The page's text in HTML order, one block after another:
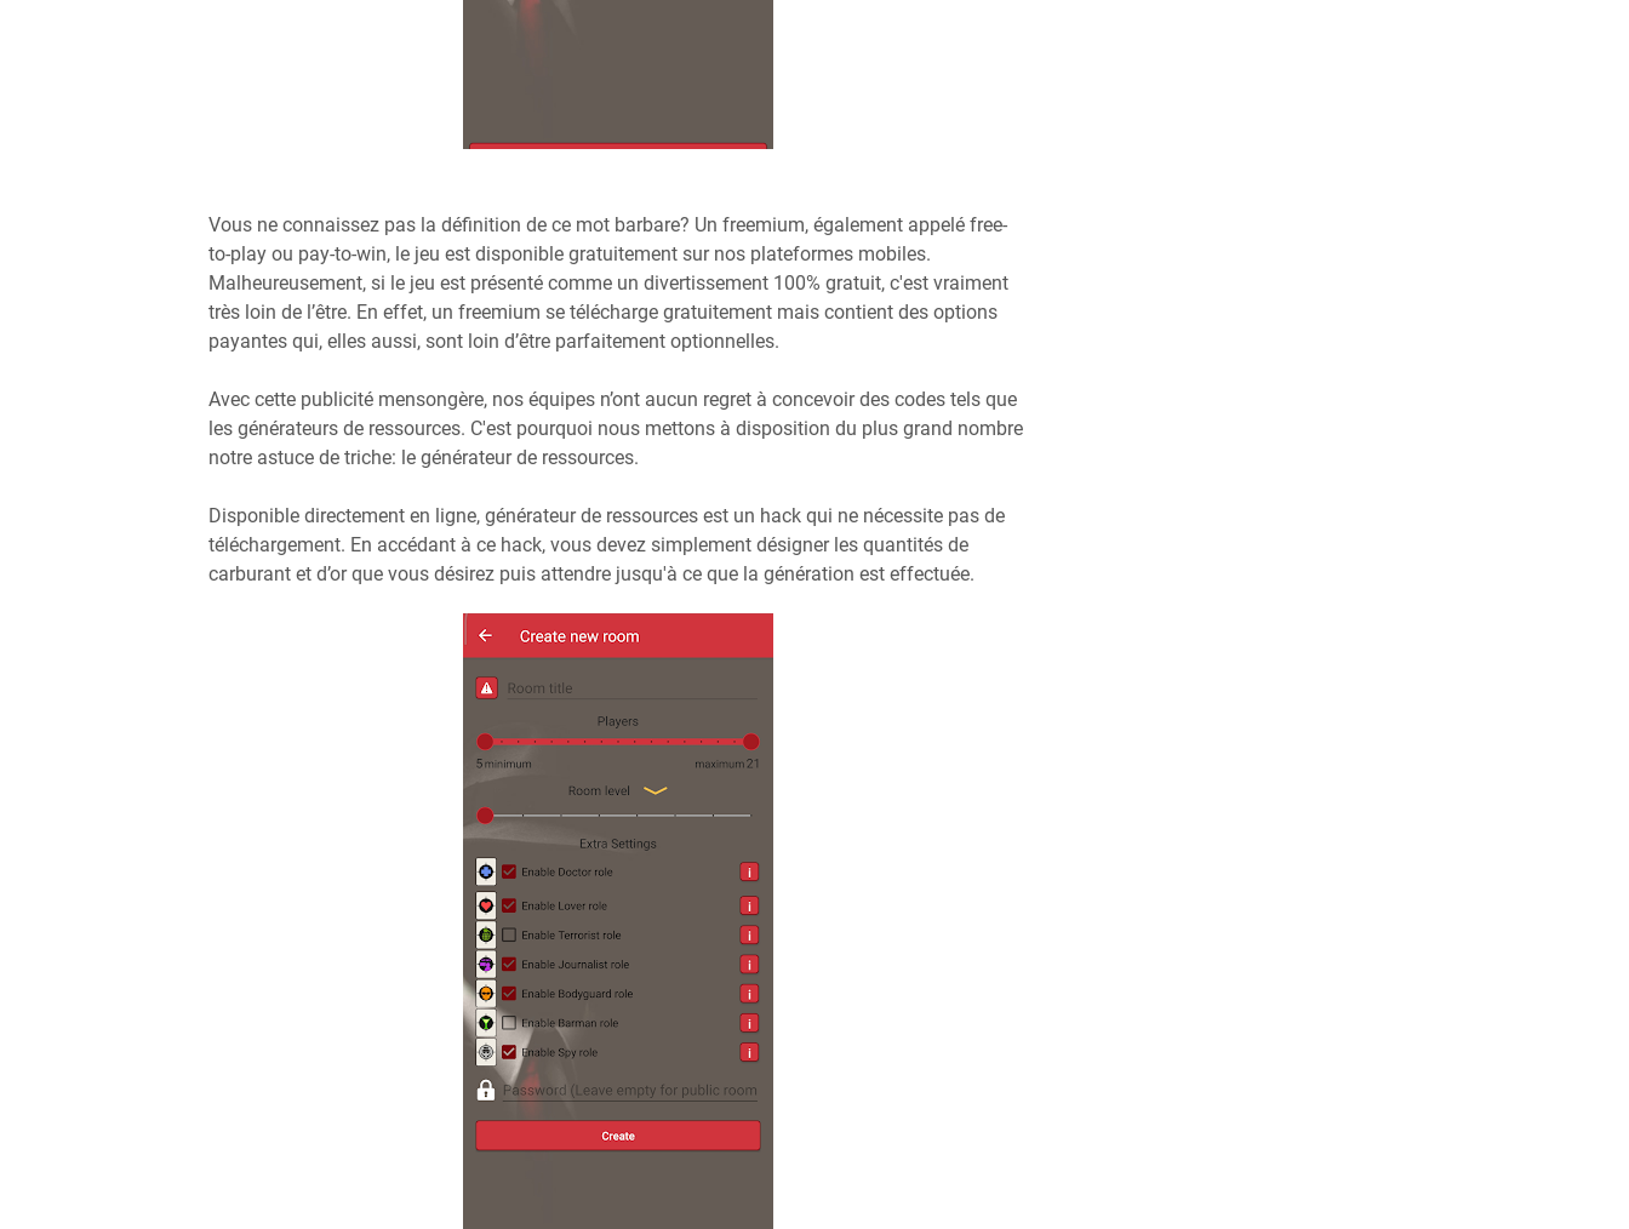
Vous ne connaissez pas la définition de ce mot barbare? Un freemium, également appelé free-
to-play ou pay-to-win, le jeu est disponible gratuitement sur nos plateformes mobiles.
Malheureusement, si le jeu est présenté comme un divertissement 100% gratuit, c'est vraiment
très loin de l’être. En effet, un freemium se télécharge gratuitement mais contient des options
payantes qui, elles aussi, sont loin d’être parfaitement optionnelles.
Avec cette publicité mensongère, nos équipes n’ont aucun regret à concevoir des codes tels que
les générateurs de ressources. C'est pourquoi nous mettons à disposition du plus grand nombre
notre astuce de triche: le générateur de ressources.
Disponible directement en ligne, générateur de ressources est un hack qui ne nécessite pas de
téléchargement. En accédant à ce hack, vous devez simplement désigner les quantités de
carburant et d’or que vous désirez puis attendre jusqu'à ce que la génération est effectuée.